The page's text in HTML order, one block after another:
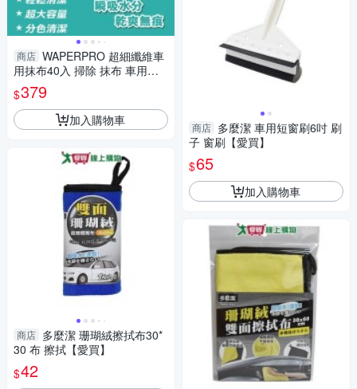
商店 WAPERPRO 超細纖維車
用抹布40入 掃除 抹布 車用抹
布 吸水性強【愛買】
$379
加入購物車
商店 多麼潔 珊瑚絨擦拭布30*
30 布 擦拭【愛買】
$42
商店 多麼潔 車用短窗刷6吋 刷
子 窗刷【愛買】
$65
加入購物車